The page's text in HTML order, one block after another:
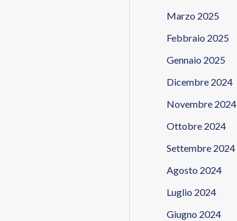
Marzo 2025
Febbraio 2025
Gennaio 2025
Dicembre 2024
Novembre 2024
Ottobre 2024
Settembre 2024
Agosto 2024
Luglio 2024
Giugno 2024